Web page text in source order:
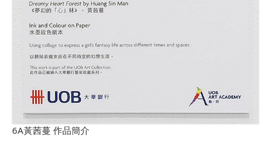
6A黃茜蔓 作品簡介